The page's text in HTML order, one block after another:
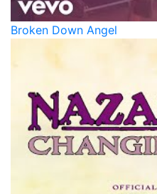
Broken Down Angel